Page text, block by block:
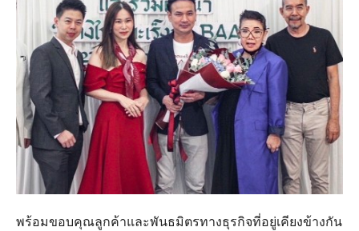
พร้อมขอบคุณลูกค้าและพันธมิตรทางธุรกิจที่อยู่เคียงข้างกัน